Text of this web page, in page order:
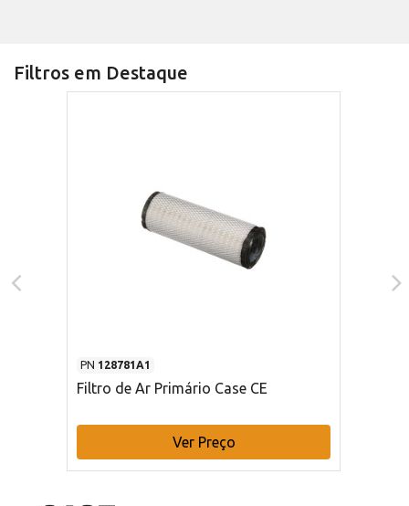
Filtros em Destaque
PN 128781A1
Filtro de Ar Primário Case CE
Ver Preço